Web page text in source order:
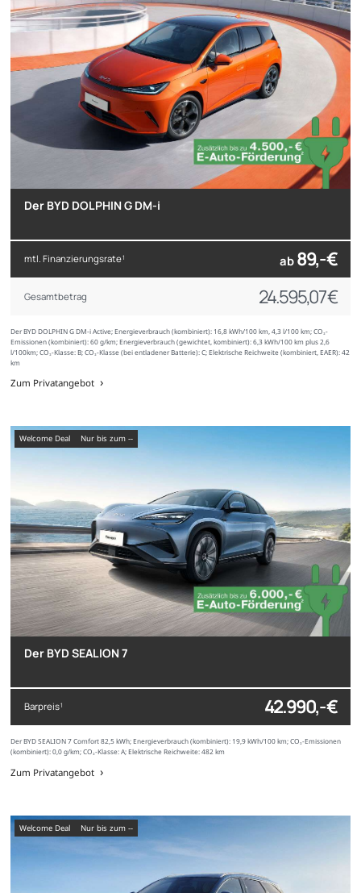
Der BYD DOLPHIN G DM-i
mtl. Finanzierungsrate1 ab 89,- €
Gesamtbetrag 24.595,07 €
Der BYD DOLPHIN G DM-i Active; Energieverbrauch (kombiniert): 16,8 kWh/100 km, 4,3 l/100 km; CO₂-
Emissionen (kombiniert): 60 g/km; Energieverbrauch (gewichtet, kombiniert): 6,3 kWh/100 km plus 2,6
l/100km; CO₂-Klasse: B; CO₂-Klasse (bei entladener Batterie): C; Elektrische Reichweite (kombiniert, EAER): 42
km
Zum Privatangebot
Welcome Deal nur bis zum --
Der BYD SEALION 7
Barpreis1 42.990,- €
Der BYD SEALION 7 Comfort 82,5 kWh; Energieverbrauch (kombiniert): 19,9 kWh/100 km; CO₂-Emissionen
(kombiniert): 0,0 g/km; CO₂-Klasse: A; Elektrische Reichweite: 482 km
Zum Privatangebot
Welcome Deal nur bis zum --